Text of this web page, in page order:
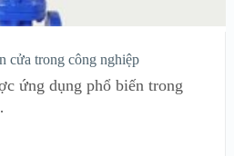
cửa trong công nghiệp
ứng dụng phổ biến trong